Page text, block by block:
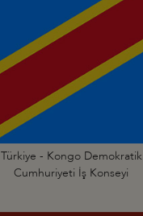
Türkiye - Kongo Demokratik
Cumhuriyeti İş Konseyi